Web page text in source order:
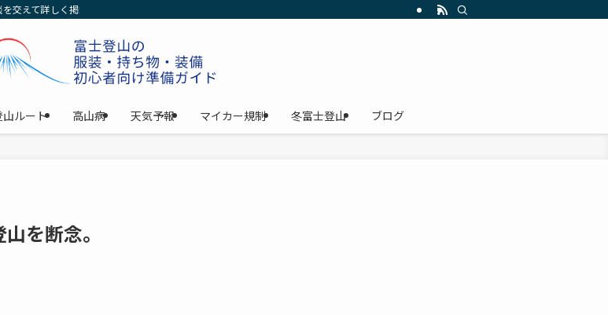
交えて詳しく掲載中！女性の初心者の方でもわかるようにレインウェア・雨具、登山靴、ザック・リュック、ヘッドライト、Ｔシャツの
山ルート 高山病 天気予報 マイカー規制 冬富士登山 ブログ
を断念。